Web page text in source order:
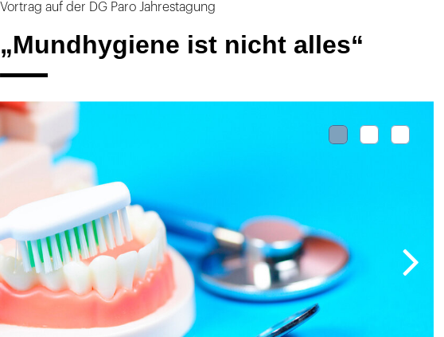
Vortrag auf der DG Paro Jahrestagung
„Mundhygiene ist nicht alles“